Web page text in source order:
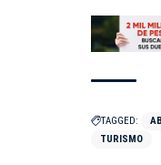
TAGGED:
TURISMO